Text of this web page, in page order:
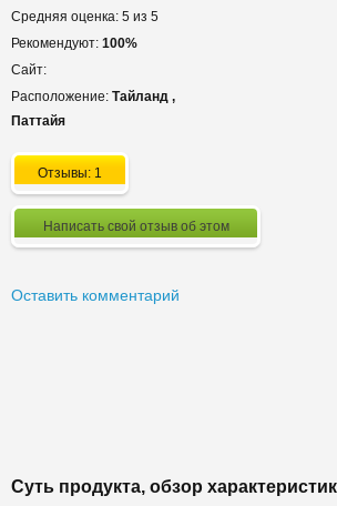
Средняя оценка: 5 из 5
Рекомендуют: 100%
Сайт:
Расположение: Тайланд ,
Паттайя
Отзывы: 1
Написать свой отзыв об этом
Оставить комментарий
Суть продукта, обзор